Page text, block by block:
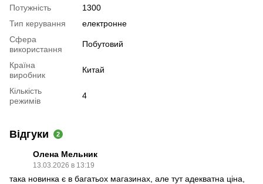
Потужність
1300
Тип керування
електронне
Сфера
використання
Побутовий
Країна
виробник
Китай
Кількість
режимів
4
Відгуки 2
Олена Мельник
13.03.2026 в 13:19
така новинка є в багатьох магазинах, але тут адекватна ціна,